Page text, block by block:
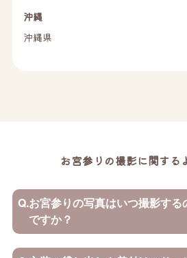
沖縄
沖縄県
お宮参りの撮影に関する
Q.お宮参りの写真はいつ撮影する
ですか？